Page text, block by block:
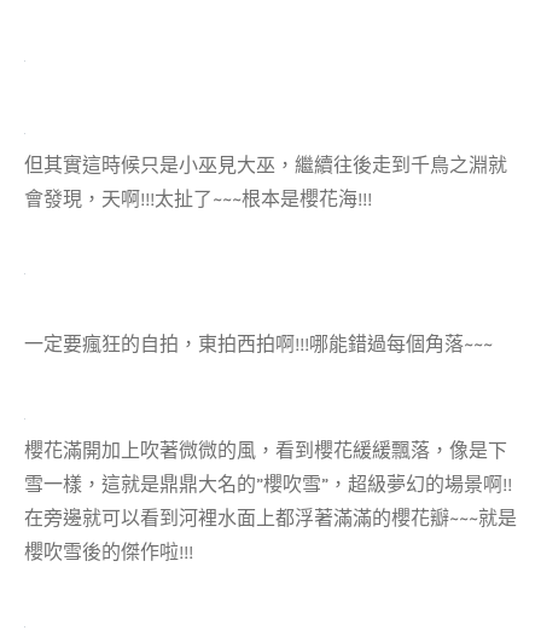
但其實這時候只是小巫見大巫，繼續往後走到千鳥之淵就
會發現，天啊!!!太扯了~~~根本是櫻花海!!!
一定要瘋狂的自拍，東拍西拍啊!!!哪能錯過每個角落~~~
櫻花滿開加上吹著微微的風，看到櫻花緩緩飄落，像是下
雪一樣，這就是鼎鼎大名的”櫻吹雪”，超級夢幻的場景啊!!
在旁邊就可以看到河裡水面上都浮著滿滿的櫻花瓣~~~就是
櫻吹雪後的傑作啦!!!